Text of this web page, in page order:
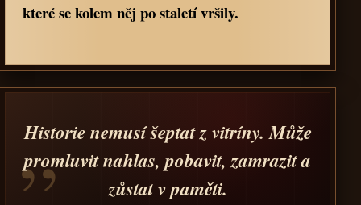
které se kolem něj po staletí vršily.
„
Historie nemusí šeptat z vitríny. Může
promluvit nahlas, pobavit, zamrazit a
zůstat v paměti.